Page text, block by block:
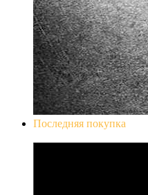
Последняя покупка